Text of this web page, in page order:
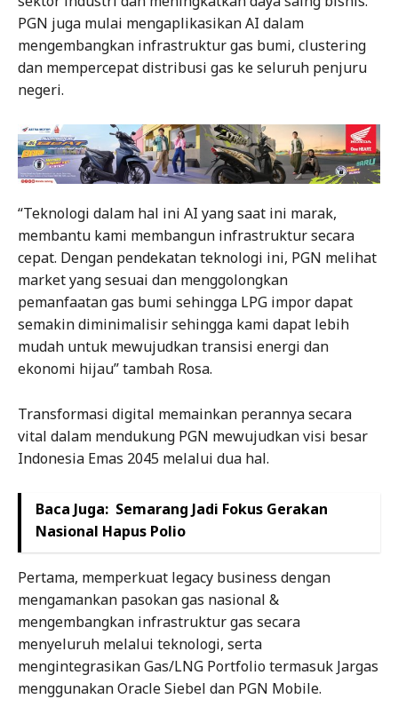
PGN juga mulai mengaplikasikan AI dalam
mengembangkan infrastruktur gas bumi, clustering
dan mempercepat distribusi gas ke seluruh penjuru
negeri.
“Teknologi dalam hal ini AI yang saat ini marak,
membantu kami membangun infrastruktur secara
cepat. Dengan pendekatan teknologi ini, PGN melihat
market yang sesuai dan menggolongkan
pemanfaatan gas bumi sehingga LPG impor dapat
semakin diminimalisir sehingga kami dapat lebih
mudah untuk mewujudkan transisi energi dan
ekonomi hijau” tambah Rosa.
Transformasi digital memainkan perannya secara
vital dalam mendukung PGN mewujudkan visi besar
Indonesia Emas 2045 melalui dua hal.
Baca Juga: Semarang Jadi Fokus Gerakan
Nasional Hapus Polio
Pertama, memperkuat legacy business dengan
mengamankan pasokan gas nasional &
mengembangkan infrastruktur gas secara
menyeluruh melalui teknologi, serta
mengintegrasikan Gas/LNG Portfolio termasuk Jargas
menggunakan Oracle Siebel dan PGN Mobile.